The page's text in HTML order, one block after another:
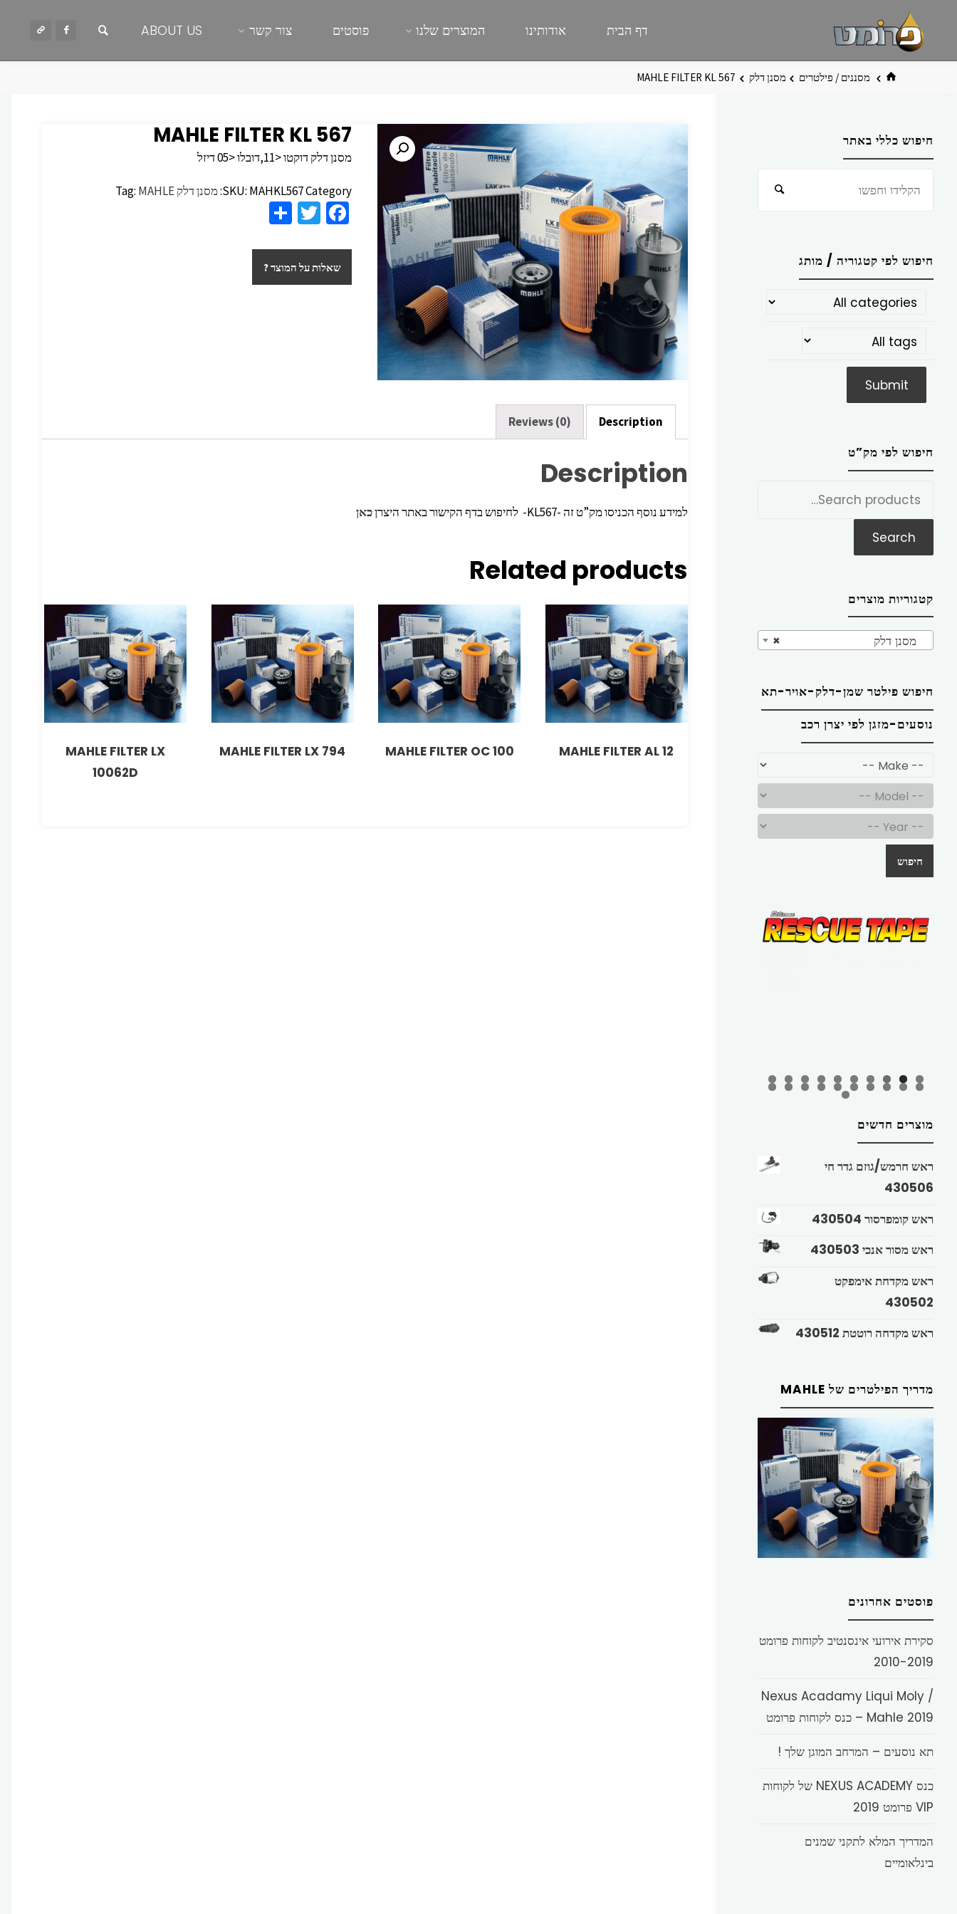
דף הבית אודותינו המוצרים שלנו פוסטים צור קשר ABOUT US
בית מסננים / פילטרים מסנן דלק MAHLE FILTER KL 567
MAHLE FILTER KL 567
מסנן דלק דוקטו <11,דובלו <05 דיזל
SKU: MAHKL567Category: מסנן דלק Tag: MAHLE
Fa
b
o
T
tt
er
ar
eשאלות על המוצר ?
Description
Reviews (0)
Description
למידע נוסף הכניסו מק”ט זה -KL567- לחיפוש בדף הקישור באתר היצרן כאן
Related products
MAHLE FILTER AL 12
MAHLE FILTER OC 100
MAHLE FILTER LX 794
MAHLE FILTER LX
10062D
חיפוש כללי באתר
חיפוש
חיפוש לפי קטגוריה / מותג
חיפוש לפי מק”ט
Search
קטגוריות מוצרים
× מסנן דלק
חיפוש פילטר שמן-דלק-אויר-תא
נוסעים-מזגן לפי יצרן רכב
חיפוש
מוצרים חדשים
ראש חרמש/גוזם גדר חי
430506
ראש קומפרסור 430504
ראש מסור אנכי 430503
ראש מקדחת אימפקט
430502
ראש מקדחה רוטטת 430512
מדריך הפילטרים של MAHLE
פוסטים אחרונים
סקירת אירועי אינסנטיב לקוחות פרומט
2010-2019
Nexus Acadamy Liqui Moly /
Mahle 2019 – כנס לקוחות פרומט
תא נוסעים – המרחב המוגן שלך !
כנס NEXUS ACADEMY של לקוחות
VIP פרומט 2019
המדריך המלא לתקני שמנים
בינלאומיים